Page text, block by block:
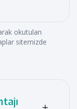
okutulan
sitemizde